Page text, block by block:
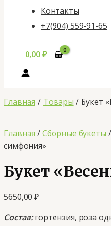
Контакты
+7(904) 559-91-65
0,00₽
Главная Товары Букет
Главная /Сборные букеты /
симфония»
Букет
5650,00 ₽
Состав:гортензия, роза